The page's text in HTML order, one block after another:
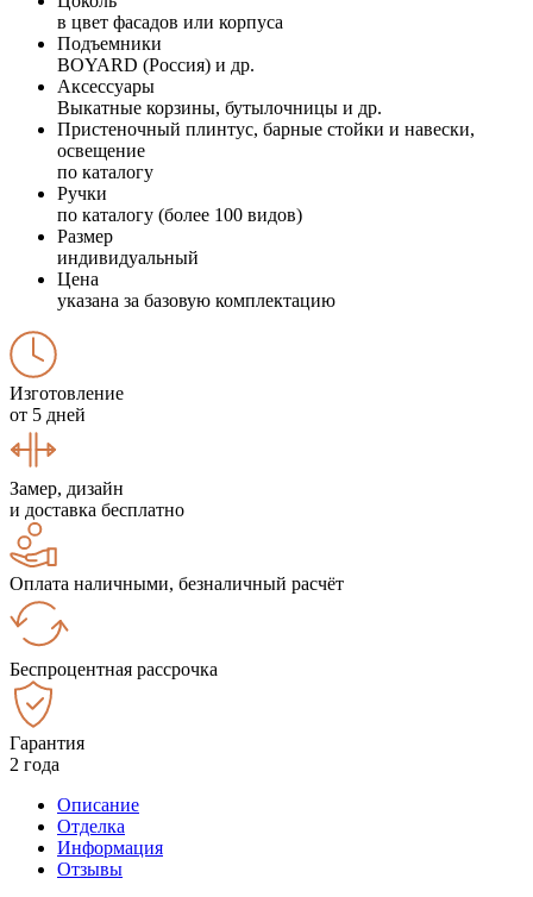
в цвет фасадов или корпуса
Подъемники
BOYARD (Россия) и др.
Аксессуары
Выкатные корзины, бутылочницы и др.
Пристеночный плинтус, барные стойки и навески,
освещение
по каталогу
Ручки
по каталогу (более 100 видов)
Размер
индивидуальный
Цена
указана за базовую комплектацию
Изготовление
от 5 дней
Замер, дизайн
и доставка бесплатно
Оплата наличными, безналичный расчёт
Беспроцентная рассрочка
Гарантия
2 года
Описание
Отделка
Информация
Отзывы